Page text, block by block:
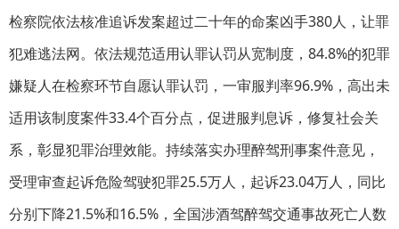
检察院依法核准追诉发案超过二十年的命案凶手380人，让罪
犯难逃法网。依法规范适用认罪认罚从宽制度，84.8%的犯罪
嫌疑人在检察环节自愿认罪认罚，一审服判率96.9%，高出未
适用该制度案件33.4个百分点，促进服判息诉，修复社会关
系，彰显犯罪治理效能。持续落实办理醉驾刑事案件意见，
受理审查起诉危险驾驶犯罪25.5万人，起诉23.04万人，同比
分别下降21.5%和16.5%，全国涉酒驾醉驾交通事故死亡人数